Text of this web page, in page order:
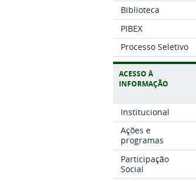
Biblioteca
PIBEX
Processo Seletivo
ACESSO À
INFORMAÇÃO
Institucional
Ações e
programas
Participação
Social